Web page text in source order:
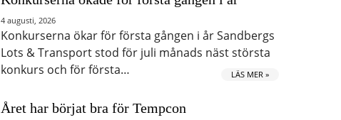
4 augusti, 2026
Konkurserna ökar för första gången i år Sandbergs
Lots & Transport stod för juli månads näst största
konkurs och för första…
LÄS MER »
Året har börjat bra för Tempcon